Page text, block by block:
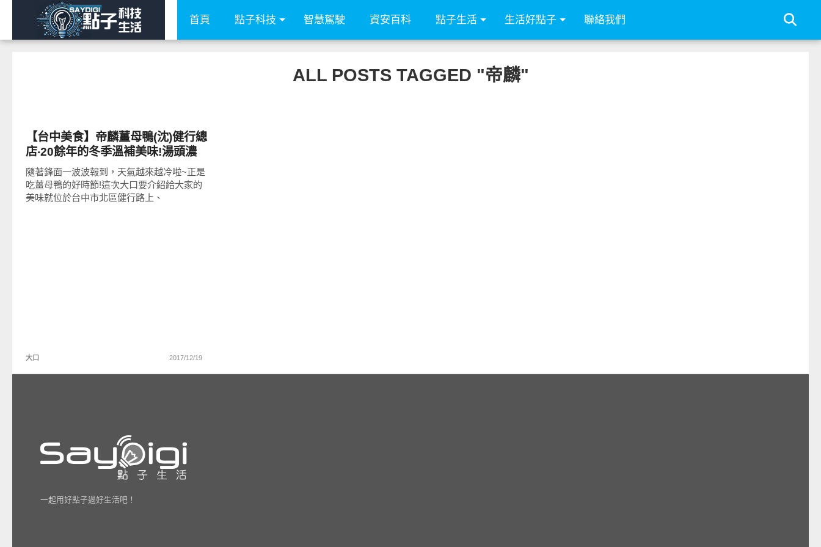
首頁 點子科技 智慧駕駛 資安百科 點子生活 生活好點子 聯絡我們
ALL POSTS TAGGED "帝麟"
【台中美食】帝麟薑母鴨(沈)健行總
店‧20餘年的冬季溫補美味!湯頭濃
郁甘醇、餐點多元、價位平實!
隨著鋒面一波波報到，天氣越來越冷啦~正是
吃薑母鴨的好時節!這次大口要介紹給大家的
美味就位於台中市北區健行路上、
大口 2017/12/19
一起用好點子過好生活吧！